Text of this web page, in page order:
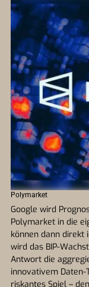
Polymarket
Google wird
Polymarket in die
können dann direkt
wird das BIP-
Antwort die
innovativem Daten-
riskantes Spiel –